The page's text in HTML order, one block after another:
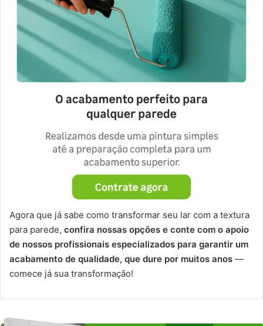
Agora que já sabe como transformar seu lar com a textura
para parede, confira nossas opções e conte com o apoio
de nossos profissionais especializados para garantir um
acabamento de qualidade, que dure por muitos anos —
comece já sua transformação!